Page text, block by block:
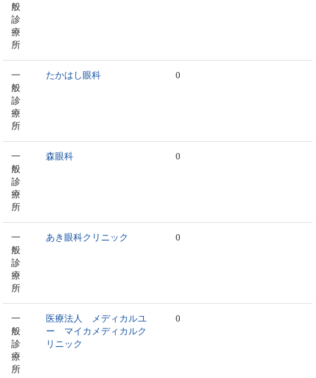
般
診
療
所
一
般
診
療
所
たかはし眼科 0
一
般
診
療
所
森眼科 0
一
般
診
療
所
あき眼科クリニック 0
一
般
診
療
所
医療法人 メディカルユ
ー マイカメディカルク
リニック
0